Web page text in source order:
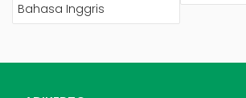
Bahasa Inggris